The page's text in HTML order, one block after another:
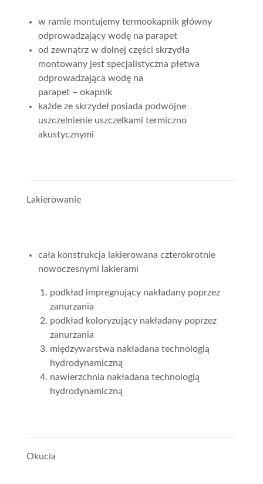
w ramie montujemy termookapnik główny
odprowadzający wodę na parapet
od zewnątrz w dolnej części skrzydła
montowany jest specjalistyczna płetwa
odprowadzająca wodę na
parapet – okapnik
każde ze skrzydeł posiada podwójne
uszczelnienie uszczelkami termiczno
akustycznymi
Lakierowanie
cała konstrukcja lakierowana czterokrotnie
nowoczesnymi lakierami
podkład impregnujący nakładany poprzez
zanurzania
podkład koloryzujący nakładany poprzez
zanurzania
międzywarstwa nakładana technologią
hydrodynamiczną
nawierzchnia nakładana technologią
hydrodynamiczną
Okucia